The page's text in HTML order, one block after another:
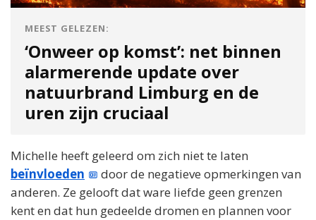
MEEST GELEZEN:
‘Onweer op komst’: net binnen
alarmerende update over
natuurbrand Limburg en de
uren zijn cruciaal
Michelle heeft geleerd om zich niet te laten
beïnvloeden
door de negatieve opmerkingen van
anderen. Ze gelooft dat ware liefde geen grenzen
kent en dat hun gedeelde dromen en plannen voor